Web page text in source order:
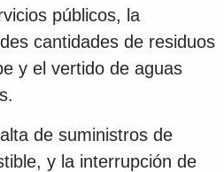
públicos, la
cantidades de residuos
y el vertido de aguas
de suministros de
y la interrupción de